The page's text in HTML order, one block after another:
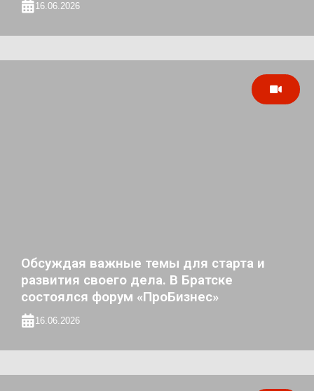
16.06.2026
Обсуждая важные темы для старта и
развития своего дела. В Братске
состоялся форум «ПроБизнес»
16.06.2026